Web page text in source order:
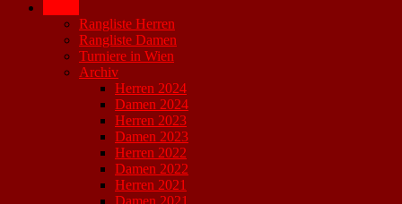
Rangliste Herren
Rangliste Damen
Turniere in Wien
Archiv
Herren 2024
Damen 2024
Herren 2023
Damen 2023
Herren 2022
Damen 2022
Herren 2021
Damen 2021